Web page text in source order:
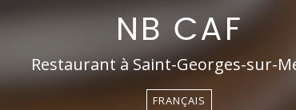
NB CAF
Restaurant à Saint-Georges-sur-
FRANÇAIS